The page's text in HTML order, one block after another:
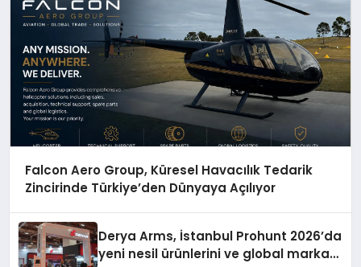
Falcon Aero Group, Küresel Havacılık Tedarik
Zincirinde Türkiye’den Dünyaya Açılıyor
Derya Arms, İstanbul Prohunt 2026’da
yeni nesil ürünlerini ve global marka